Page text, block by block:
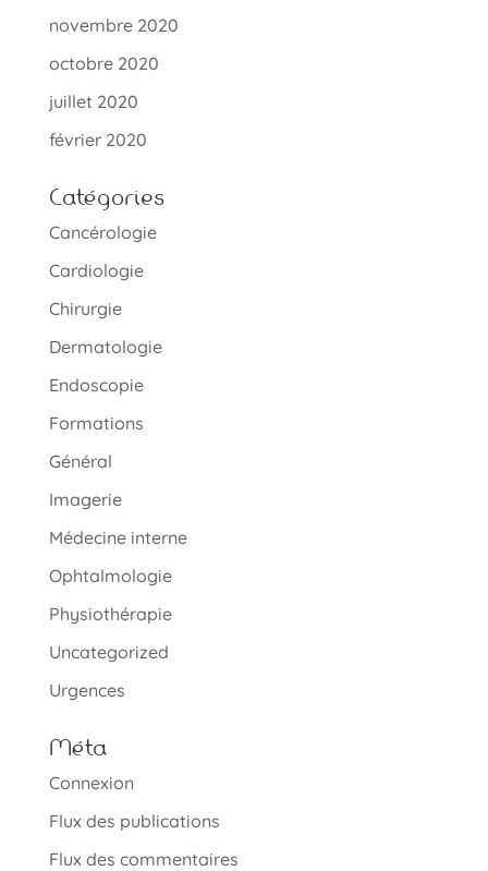
novembre 2020
octobre 2020
juillet 2020
février 2020
Catégories
Cancérologie
Cardiologie
Chirurgie
Dermatologie
Endoscopie
Formations
Général
Imagerie
Médecine interne
Ophtalmologie
Physiothérapie
Uncategorized
Urgences
Méta
Connexion
Flux des publications
Flux des commentaires